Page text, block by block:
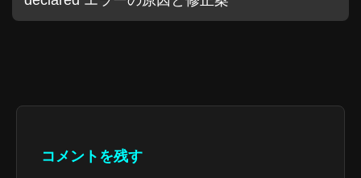
コメントを残す